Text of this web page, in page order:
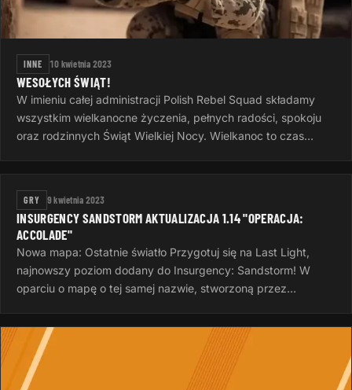
INNE 10 kwietnia 2023
WESOŁYCH ŚWIĄT!
W imieniu całej administracji Polish Rebel Squad składamy
wszystkim wielkanocne życzenia, pełnych radości, spokoju
oraz rodzinnych Świąt Wielkiej Nocy. Wielkanoc to czas
GRY 9 kwietnia 2023
INSURGENCY SANDSTORM AKTUALIZACJA 1.14 "OPERACJA:
ACCOLADE"
Nowa mapa: Ostatnie światło Przygotuj się na Last Light,
najnowszy poziom dodany do Insurgency: Sandstorm! W
oparciu o mapę o tej samej nazwie, stworzoną przez